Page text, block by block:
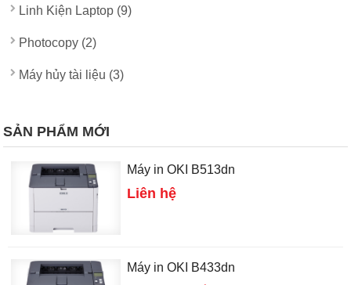
Linh Kiện Laptop (9)
Photocopy (2)
Máy hủy tài liệu (3)
SẢN PHẨM MỚI
Máy in OKI B513dn
Liên hệ
Máy in OKI B433dn